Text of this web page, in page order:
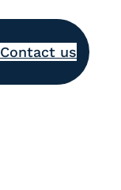
Contact us